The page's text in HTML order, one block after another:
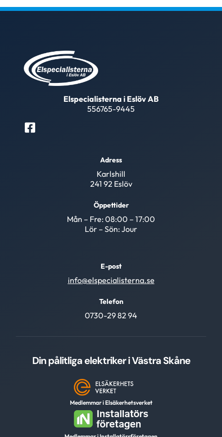
Elspecialisterna i Eslöv AB
556765-9445
Adress
Karlshill
241 92 Eslöv
Öppettider
Mån – Fre: 08:00 – 17:00
Lör – Sön: Jour
E-post
info@elspecialisterna.se
Telefon
0730-29 82 94
Din pålitliga elektriker i Västra Skåne
Medlemmar i Elsäkerhetsverket